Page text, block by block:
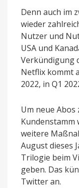
Denn auch im
wieder
Nutzer und
USA und
Verkündigung
Netflix kommt
2022, in Q1
Um neue
weitere
August dieses
Trilogie beim
geben. Das
Twitter an.